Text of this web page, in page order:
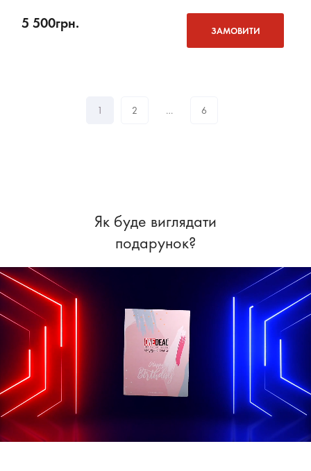
5 500грн. ЗАМОВИТИ
1 2 … 6
Як буде виглядати
подарунок?